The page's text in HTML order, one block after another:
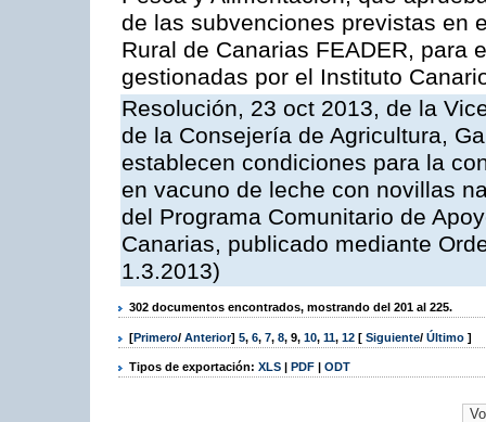
de las subvenciones previstas en
Rural de Canarias FEADER, para
gestionadas por el Instituto
Resolución, 23 oct 2013, de la
de la Consejería de Agricultura,
establecen condiciones para la
en vacuno de leche con novillas
del Programa Comunitario de
Canarias, publicado mediante
1.3.2013)
302 documentos encontrados, mostrando del 201 al 225.
[Primero/ Anterior] 5, 6, 7, 8, 9, 10, 11, 12 [ Siguiente/ Último ]
Tipos de exportación: XLS | PDF | ODT